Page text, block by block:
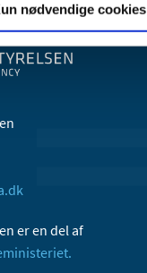
nødvendige cookies
er en del af